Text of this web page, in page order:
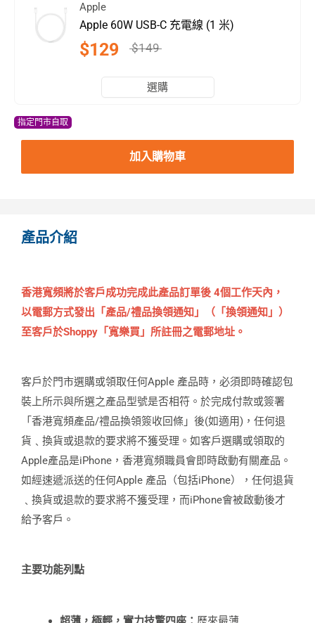
選購
Apple
Apple 60W USB-C 充電線 (1 米)
$129 $149
指定門市自取
加入購物車
產品介紹
香港寬頻將於客戶成功完成此產品訂單後 4個工作天內，
以電郵方式發出「產品/禮品換領通知」（「換領通知」）
至客戶於Shoppy「寬樂買」所註冊之電郵地址。
客戶於門市選購或領取任何Apple 產品時，必須即時確認包
裝上所示與所選之產品型號是否相符。於完成付款或簽署
「香港寬頻產品/禮品換領簽收回條」後(如適用)，任何退
貨﹑換貨或退款的要求將不獲受理。如客戶選購或領取的
Apple產品是iPhone，香港寬頻職員會即時啟動有關產品。
如經速遞派送的任何Apple 產品（包括iPhone），任何退貨
﹑換貨或退款的要求將不獲受理，而iPhone會被啟動後才
給予客戶。
主要功能列點